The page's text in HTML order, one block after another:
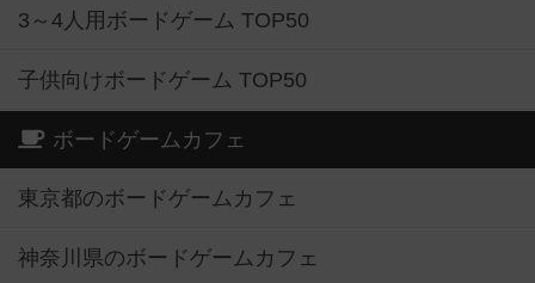
3～4人用ボードゲーム TOP50
子供向けボードゲーム TOP50
ボードゲームカフェ
東京都のボードゲームカフェ
神奈川県のボードゲームカフェ